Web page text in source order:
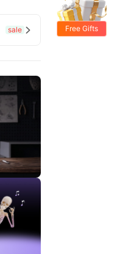
sale  Free Gifts